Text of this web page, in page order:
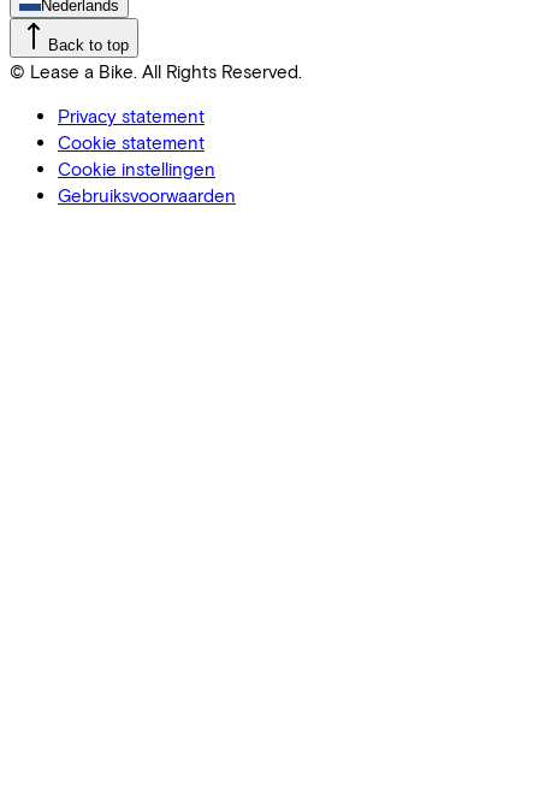
Nederlands
Back to top
© Lease a Bike. All Rights Reserved.
Privacy statement
Cookie statement
Cookie instellingen
Gebruiksvoorwaarden